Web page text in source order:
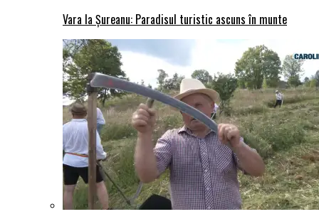
Vara la Șureanu: Paradisul turistic ascuns în munte